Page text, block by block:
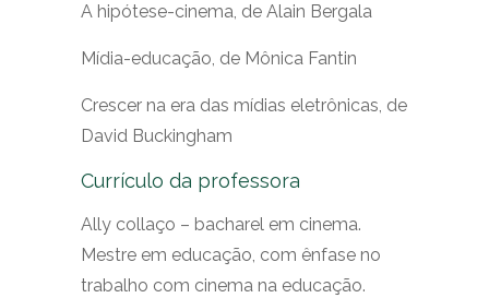
A hipótese-cinema, de Alain Bergala
Mídia-educação, de Mônica Fantin
Crescer na era das mídias eletrônicas, de
David Buckingham
Currículo da professora
Ally collaço – bacharel em cinema.
Mestre em educação, com ênfase no
trabalho com cinema na educação.